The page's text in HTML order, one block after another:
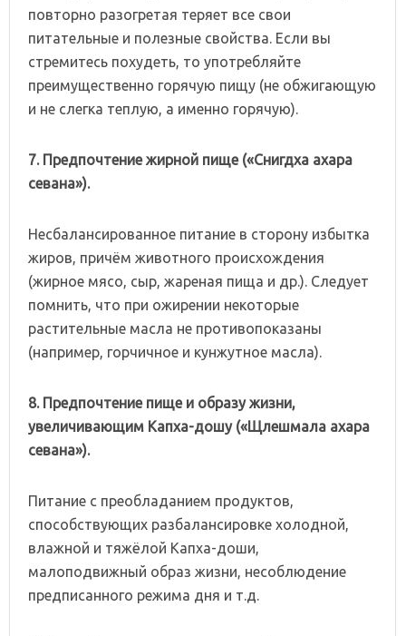
повторно разогретая теряет все свои
питательные и полезные свойства. Если вы
стремитесь похудеть, то употребляйте
преимущественно горячую пищу (не обжигающую
и не слегка теплую, а именно горячую).
7. Предпочтение жирной пище («Снигдха ахара
севана»).
Несбалансированное питание в сторону избытка
жиров, причём животного происхождения
(жирное мясо, сыр, жареная пища и др.). Следует
помнить, что при ожирении некоторые
растительные масла не противопоказаны
(например, горчичное и кунжутное масла).
8. Предпочтение пище и образу жизни,
увеличивающим Капха-дошу («Щлешмала ахара
севана»).
Питание с преобладанием продуктов,
способствующих разбалансировке холодной,
влажной и тяжёлой Капха-доши,
малоподвижный образ жизни, несоблюдение
предписанного режима дня и т.д.